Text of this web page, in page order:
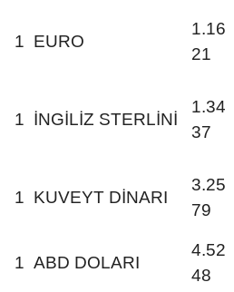
1 EURO
1.16
21
1 İNGİLİZ STERLİNİ
1.34
37
1 KUVEYT DİNARI
3.25
79
1 ABD DOLARI
4.52
48